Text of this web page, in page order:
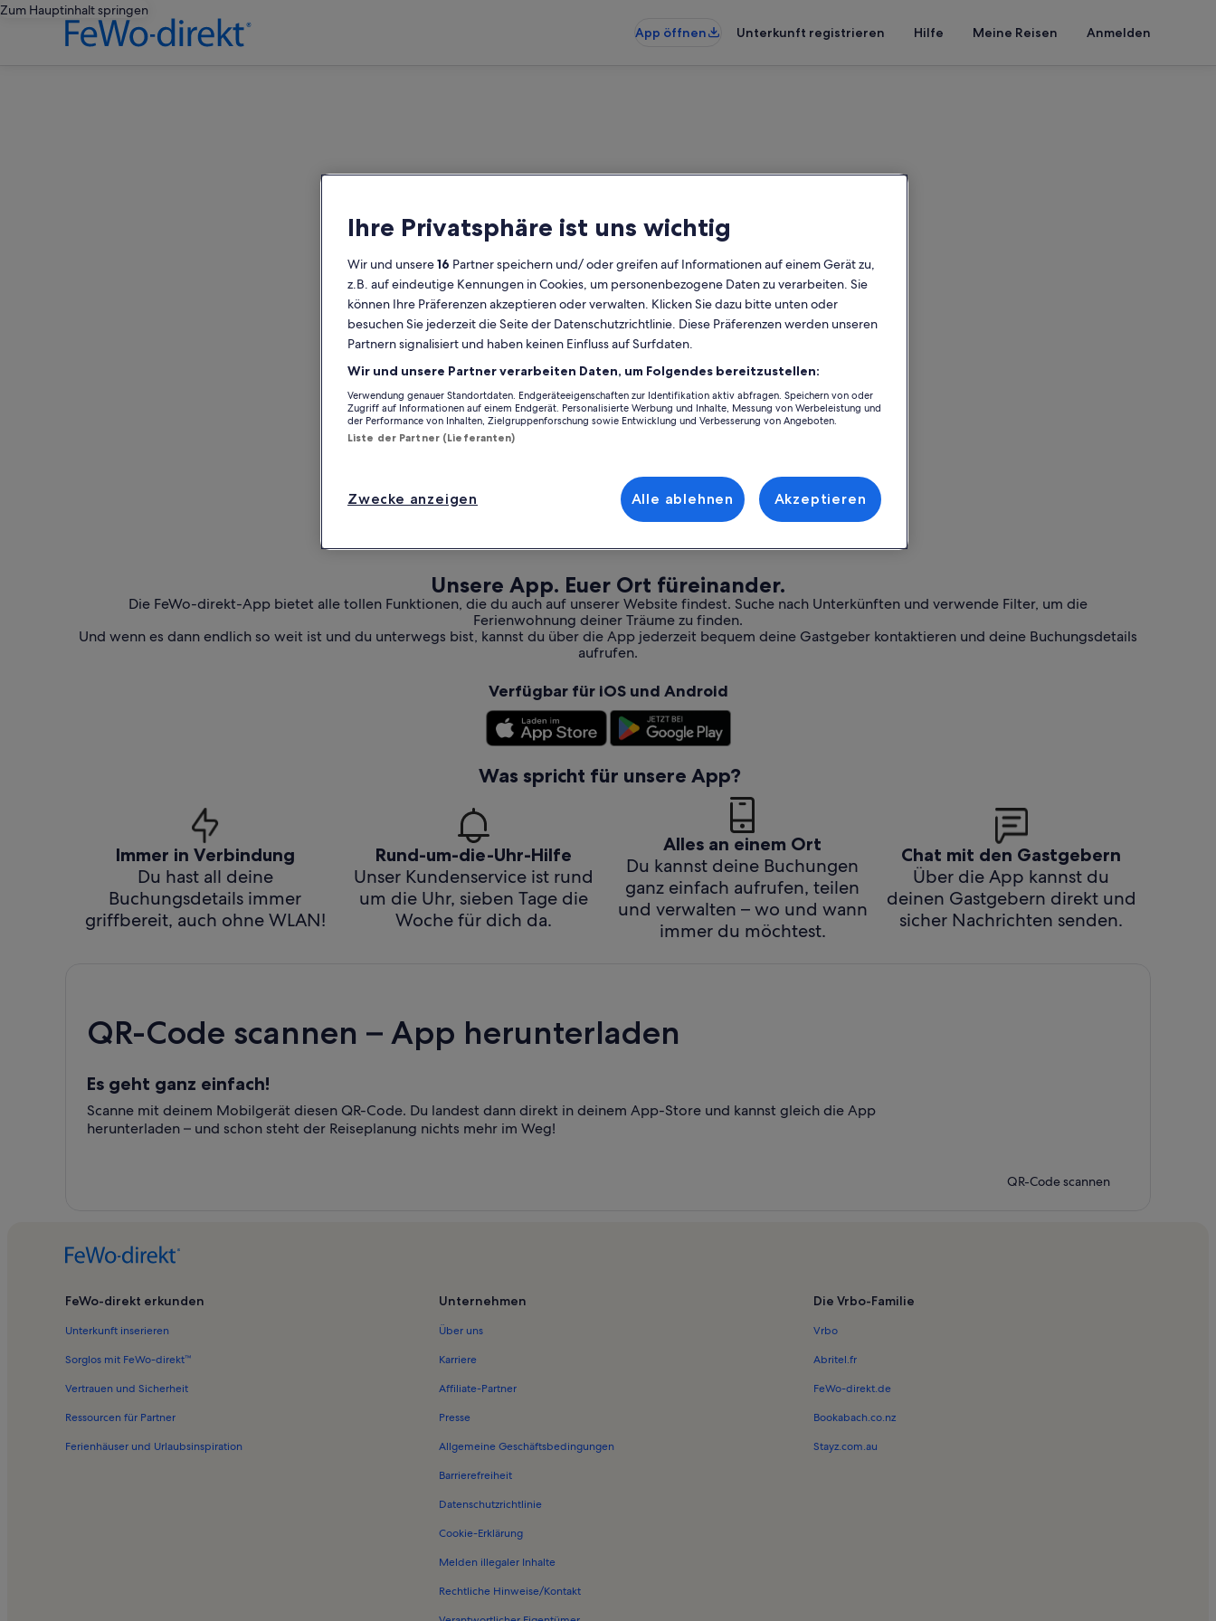
Zum Hauptinhalt springen
App öffnen
Unterkunft registrieren Hilfe Meine Reisen Anmelden
Unsere App. Euer Ort füreinander.
Die FeWo-direkt-App bietet alle tollen Funktionen, die du auch auf unserer Website findest. Suche nach Unterkünften und verwende Filter, um die
Ferienwohnung deiner Träume zu finden.
Und wenn es dann endlich so weit ist und du unterwegs bist, kannst du über die App jederzeit bequem deine Gastgeber kontaktieren und deine Buchungsdetails
aufrufen.
Verfügbar für iOS und Android
Was spricht für unsere App?
Immer in Verbindung
Du hast all deine
Buchungsdetails immer
griffbereit, auch ohne WLAN!
Rund-um-die-Uhr-Hilfe
Unser Kundenservice ist rund
um die Uhr, sieben Tage die
Woche für dich da.
Alles an einem Ort
Du kannst deine Buchungen
ganz einfach aufrufen, teilen
und verwalten – wo und wann
immer du möchtest.
Chat mit den Gastgebern
Über die App kannst du
deinen Gastgebern direkt und
sicher Nachrichten senden.
QR-Code scannen – App herunterladen
Es geht ganz einfach!
Scanne mit deinem Mobilgerät diesen QR-Code. Du landest dann direkt in deinem App-Store und kannst gleich die App
herunterladen – und schon steht der Reiseplanung nichts mehr im Weg!
QR-Code scannen
FeWo-direkt erkunden
Unterkunft inserieren
Sorglos mit FeWo-direkt™
Vertrauen und Sicherheit
Ressourcen für Partner
Ferienhäuser und Urlaubsinspiration
Unternehmen
Über uns
Karriere
Affiliate-Partner
Presse
Allgemeine Geschäftsbedingungen
Barrierefreiheit
Datenschutzrichtlinie
Cookie-Erklärung
Melden illegaler Inhalte
Rechtliche Hinweise/Kontakt
Die Vrbo-Familie
Vrbo
Abritel.fr
FeWo-direkt.de
Bookabach.co.nz
Stayz.com.au
Ihre Privatsphäre ist uns wichtig
Wir und unsere16 Partner speichern und/ oder greifen auf Informationen auf einem Gerät zu,
z.B. auf eindeutige Kennungen in Cookies, um personenbezogene Daten zu verarbeiten. Sie
können Ihre Präferenzen akzeptieren oder verwalten. Klicken Sie dazu bitte unten oder
besuchen Sie jederzeit die Seite der Datenschutzrichtlinie. Diese Präferenzen werden unseren
Partnern signalisiert und haben keinen Einfluss auf Surfdaten.
Wir und unsere Partner verarbeiten Daten, um Folgendes bereitzustellen:
Verwendung genauer Standortdaten. Endgeräteeigenschaften zur Identifikation aktiv abfragen. Speichern von oder
Zugriff auf Informationen auf einem Endgerät. Personalisierte Werbung und Inhalte, Messung von Werbeleistung und
der Performance von Inhalten, Zielgruppenforschung sowie Entwicklung und Verbesserung von Angeboten.
Liste der Partner (Lieferanten)
Zwecke anzeigen Alle ablehnen Akzeptieren